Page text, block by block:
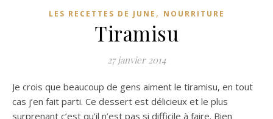
LES RECETTES DE JUNE , NOURRITURE
Tiramisu
27 janvier 2014
Je crois que beaucoup de gens aiment le tiramisu, en tout
cas j’en fait parti. Ce dessert est délicieux et le plus
surprenant c’est qu’il n’est pas si difficile à faire. Bien